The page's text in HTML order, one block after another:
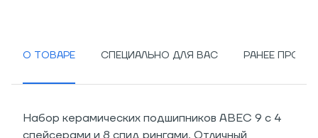
О ТОВАРЕ СПЕЦИАЛЬНО ДЛЯ ВАС РАНЕЕ
Набор керамических подшипников ABEC 9 с 4
спейсерами и 8 спид рингами. Отличный